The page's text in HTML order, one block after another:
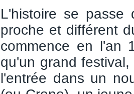
L'histoire se passe
proche et différent
commence en l'an
qu'un grand
l'entrée dans un